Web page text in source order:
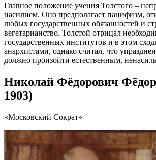
Главное положение учения Толстого –
насилием. Оно предполагает пацифизм,
любых государственных обязанностей и
вегетарианство. Толстой отрицал
государственных институтов и в этом
анархистами, однако считал, что
должно произойти естественным,
Николай Фёдорович
1903)
«Московский Сократ»